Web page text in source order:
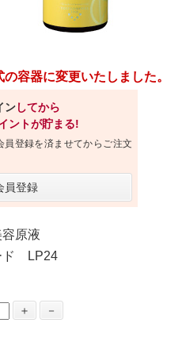
容器に変更いたしました。
ンしてから
ントが貯まる!
員登録を済ませてからご注文
員登録
原液
ド LP24
＋ －